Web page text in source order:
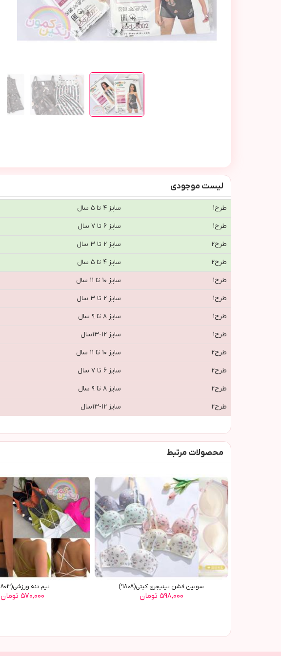
لیست موجودی
طرح١ سایز ۴ تا ۵ سال
طرح١
سایز ۶ تا ۷ سال
طرح٢
سایز ۲ تا ۳ سال
طرح٢
سایز ۴ تا ۵ سال
طرح١
سایز ۱۰ تا ۱۱ سال
طرح١
سایز ۲ تا ۳ سال
طرح١
سایز ۸ تا ۹ سال
طرح١
سايز ١٢-١٣سال
طرح٢
سایز ۱۰ تا ۱۱ سال
طرح٢
سایز ۶ تا ۷ سال
طرح٢
سایز ۸ تا ۹ سال
طرح٢
سايز ١٢-١٣سال
محصولات مرتبط
سوتین فشن تینیجری کیتی(9808)
۵۹۸,۰۰۰ تومان
نیم تنه ورزشی(9803)
۵۷۰,۰۰۰ تومان